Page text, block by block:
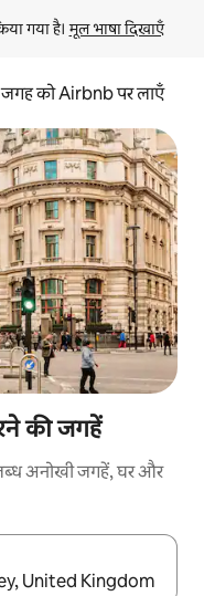
गया है। मूल भाषा दिखाएँ
को Airbnb पर लाएँ
की जगहें
अनोखी जगहें, घर और
की' का इस्तेमाल करके नेविगेट